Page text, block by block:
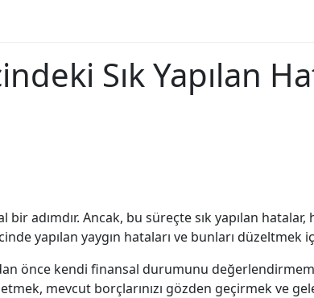
Sık Yapılan
adımdır. Ancak, bu süreçte sık yapılan
yapılan yaygın hataları ve bunları düzeltmek
önce kendi finansal durumunu
mevcut borçlarınızı gözden geçirmek ve